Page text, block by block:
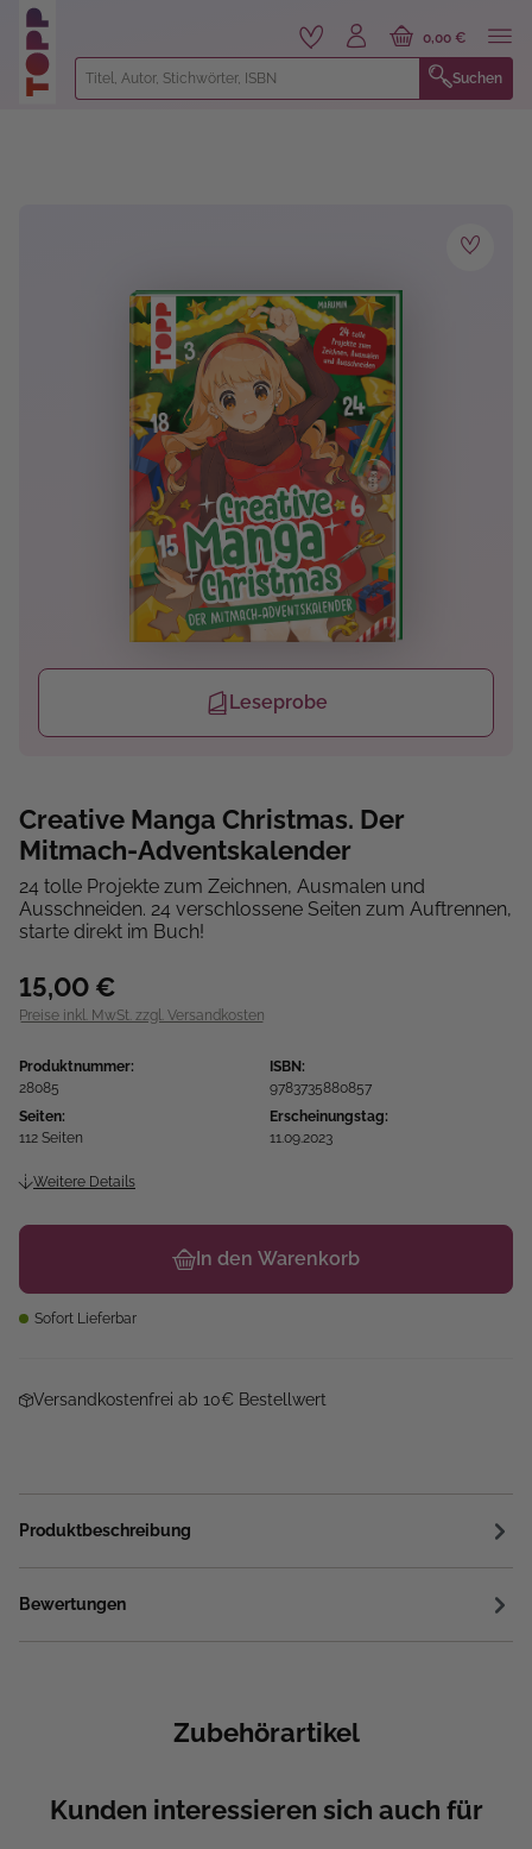
springen
Suchen
0,00 €
Leseprobe
Creative Manga Christmas. Der
Mitmach-Adventskalender
24 tolle Projekte zum Zeichnen, Ausmalen und
Ausschneiden. 24 verschlossene Seiten zum Auftrennen,
starte direkt im Buch!
15,00 €
Preise inkl. MwSt. zzgl. Versandkosten
Produktnummer:
28085
ISBN:
9783735880857
Seiten:
112 Seiten
Erscheinungstag:
11.09.2023
Weitere Details
In den Warenkorb
Sofort Lieferbar
Versandkostenfrei ab 10€ Bestellwert
Produktbeschreibung
Bewertungen
Zubehörartikel
Kunden interessieren sich auch für